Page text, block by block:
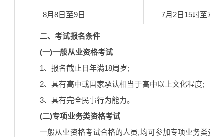
8月8日至9日 7月2日15时至7
二、考试报名条件
(一)一般从业资格考试
1、报名截止日年满18周岁;
2、具有高中或国家承认相当于高中以上文化程度;
3、具有完全民事行为能力。
(二)专项业务类资格考试
一般从业资格考试合格的人员,均可参加专项业务类